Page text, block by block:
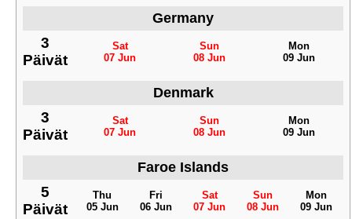
Germany
3
Päivät
Sat
07 Jun
Sun
08 Jun
Mon
09 Jun
Denmark
3
Päivät
Sat
07 Jun
Sun
08 Jun
Mon
09 Jun
Faroe Islands
5
Päivät
Thu
05 Jun
Fri
06 Jun
Sat
07 Jun
Sun
08 Jun
Mon
09 Jun